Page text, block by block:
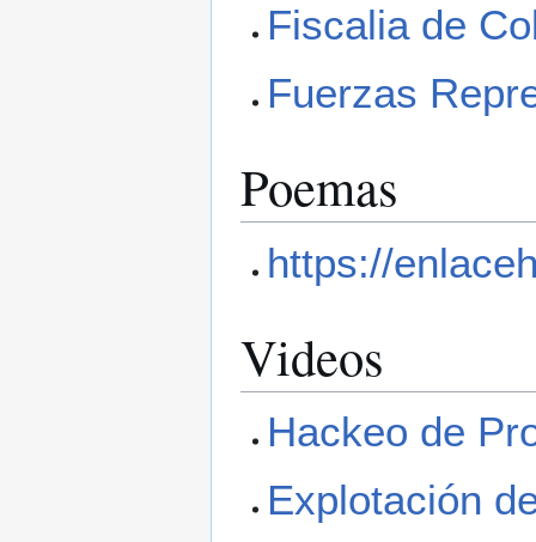
Fiscalia de
Fuerzas
Poemas
https://
Videos
Hackeo de
Explotación